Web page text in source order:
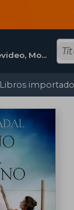
Montevideo, Montevideo
Libros